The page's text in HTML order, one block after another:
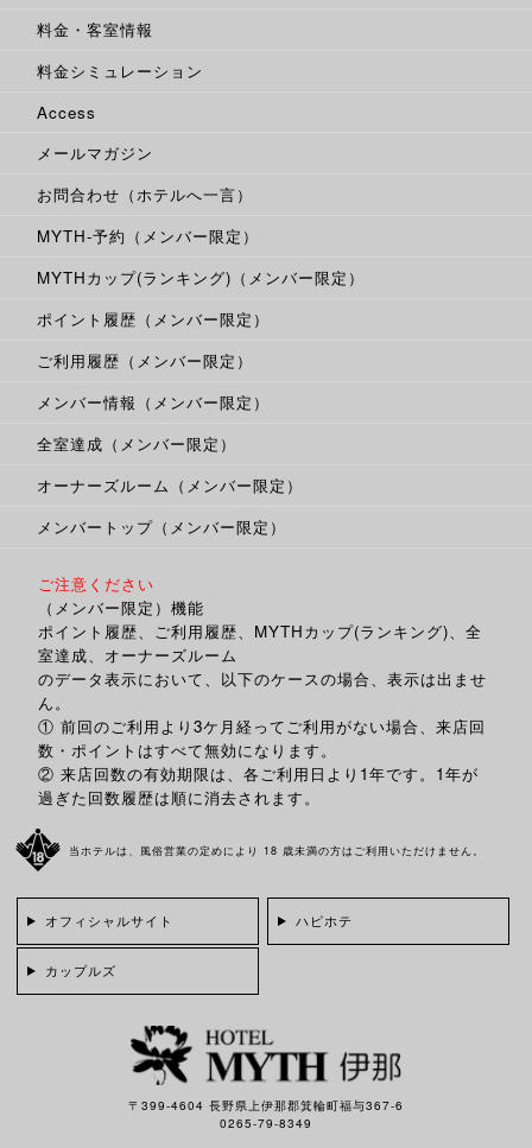
料金・客室情報
料金シミュレーション
Access
メールマガジン
お問合わせ（ホテルへ一言）
MYTH-予約（メンバー限定）
MYTHカップ(ランキング)（メンバー限定）
ポイント履歴（メンバー限定）
ご利用履歴（メンバー限定）
メンバー情報（メンバー限定）
全室達成（メンバー限定）
オーナーズルーム（メンバー限定）
メンバートップ（メンバー限定）
ご注意ください
（メンバー限定）機能
ポイント履歴、ご利用履歴、MYTHカップ(ランキング)、全
室達成、オーナーズルーム
のデータ表示において、以下のケースの場合、表示は出ませ
ん。
① 前回のご利用より3ケ月経ってご利用がない場合、来店回
数・ポイントはすべて無効になります。
② 来店回数の有効期限は、各ご利用日より1年です。1年が
過ぎた回数履歴は順に消去されます。
当ホテルは、風俗営業の定めにより 18 歳未満の方はご利用いただけません。
オフィシャルサイト ハピホテ
カップルズ
〒399-4604 長野県上伊那郡箕輪町福与367-6
0265-79-8349